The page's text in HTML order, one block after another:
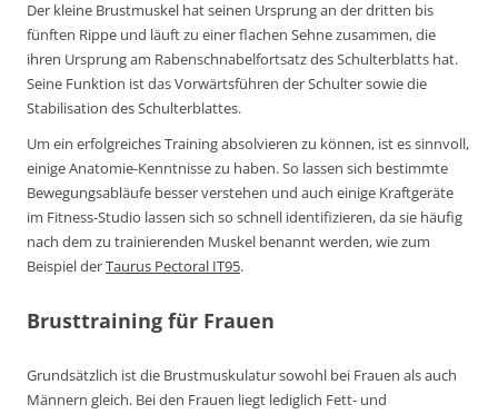
Der kleine Brustmuskel hat seinen Ursprung an der dritten bis
fünften Rippe und läuft zu einer flachen Sehne zusammen, die
ihren Ursprung am Rabenschnabelfortsatz des Schulterblatts hat.
Seine Funktion ist das Vorwärtsführen der Schulter sowie die
Stabilisation des Schulterblattes.
Um ein erfolgreiches Training absolvieren zu können, ist es sinnvoll,
einige Anatomie-Kenntnisse zu haben. So lassen sich bestimmte
Bewegungsabläufe besser verstehen und auch einige Kraftgeräte
im Fitness-Studio lassen sich so schnell identifizieren, da sie häufig
nach dem zu trainierenden Muskel benannt werden, wie zum
Beispiel derTaurus Pectoral IT95.
Brusttraining für Frauen
Grundsätzlich ist die Brustmuskulatur sowohl bei Frauen als auch
Männern gleich. Bei den Frauen liegt lediglich Fett- und